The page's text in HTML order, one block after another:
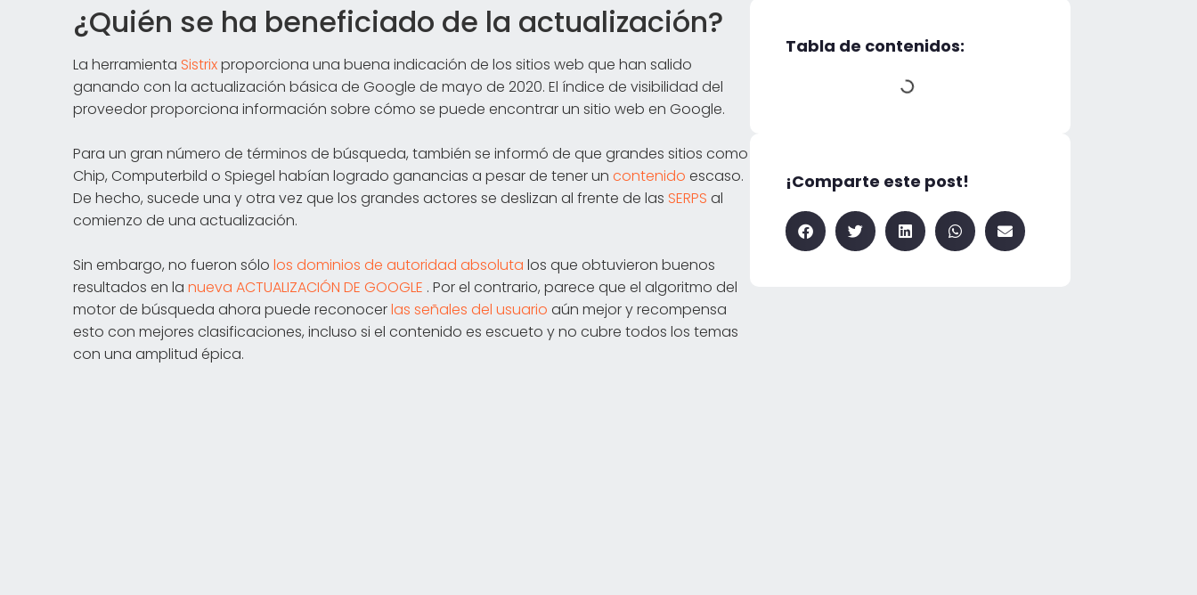
¿Quién se ha beneficiado de la actualización?
La herramienta Sistrixproporciona una buena indicación de los sitios web que han salido
ganando con la actualización básica de Google de mayo de 2020. El índice de visibilidad del
proveedor proporciona información sobre cómo se puede encontrar un sitio web en Google.
Para un gran número de términos de búsqueda, también se informó de que grandes sitios como
Chip, Computerbild o Spiegel habían logrado ganancias a pesar de tener un contenido escaso.
De hecho, sucede una y otra vez que los grandes actores se deslizan al frente de las SERPS al
comienzo de una actualización.
Sin embargo, no fueron sólo los dominios de autoridad absoluta los que obtuvieron buenos
resultados en la nueva ACTUALIZACIÓN DE GOOGLE . Por el contrario, parece que el algoritmo del
motor de búsqueda ahora puede reconocerlas señales del usuario aún mejor y recompensa
esto con mejores clasificaciones, incluso si el contenido es escueto y no cubre todos los temas
con una amplitud épica.
Tabla de contenidos:
¡Comparte este post!